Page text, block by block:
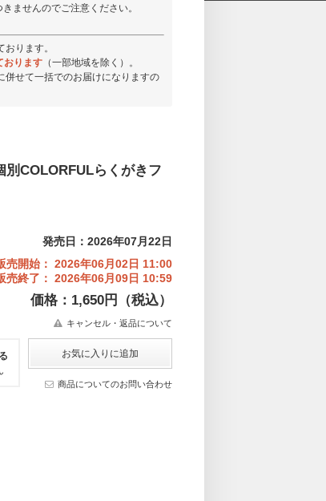
ませんのでご注意ください。
ります。
おります （一部地域を除く）。
せて一括でのお届けになりますの
COLORFULらくがきフ
発売日：2026年07月22日
売開始： 2026年06月02日 11:00
売終了： 2026年06月09日 10:59
価格：1,650円（税込）
キャンセル・返品について
商品についてのお問い合わせ